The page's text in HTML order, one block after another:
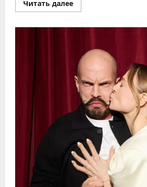
Читать далееПрочитать
больше
кукольного
театра
до
символа
стойкости